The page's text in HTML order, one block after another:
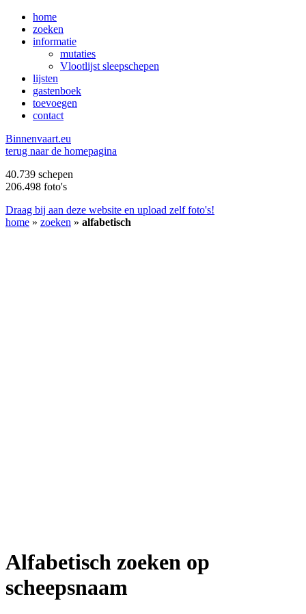
home
zoeken
informatie
mutaties
Vlootlijst sleepschepen
lijsten
gastenboek
toevoegen
contact
Binnenvaart.eu
terug naar de homepagina
40.739 schepen
206.498 foto's
Draag bij aan deze website en upload zelf foto's!
home » zoeken » alfabetisch
Alfabetisch zoeken op
scheepsnaam